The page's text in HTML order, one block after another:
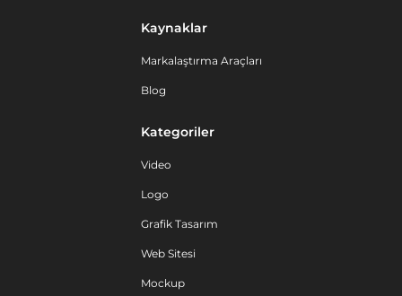
Kaynaklar
Markalaştırma Araçları
Blog
Kategoriler
Video
Logo
Grafik Tasarım
Web Sitesi
Mockup